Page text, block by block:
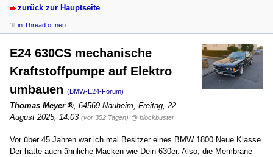
zurück zur Hauptseite
in Thread öffnen
E24 630CS mechanische
Kraftstoffpumpe auf Elektro
umbauen (BMW-E24-Forum)
Thomas Meyer 64569 Nauheim Freitag, 22.
August 2025, 14:03 (vor 352 Tagen) @ blockbuster
Vor über 45 Jahren war ich mal Besitzer eines BMW 1800 Neue Klasse.
Der hatte auch ähnliche Macken wie Dein 630er. Also, die Membrane